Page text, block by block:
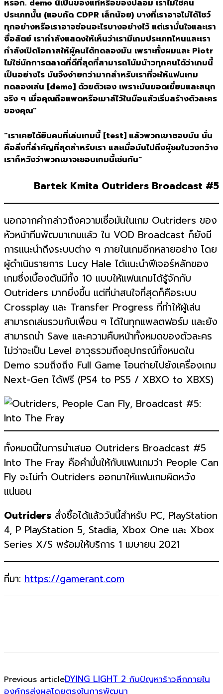
หรอก. demo นี้เป็นของแท้หรือของปลอม เราไม่ใช่คน
ประเภทนั้น (แอบกัด CDPR เล็กน้อย) บางที่เราอาจไม่ได้โชว์
ทุกอย่างหรือเราอาจซ่อนอะไรบางอย่างไว้ แต่เรามั่นใจและเรา
ซื่อสัตย์ เรากำลังแสดงให้เห็นว่าเรามีเกมประเภทไหนและเรา
กำลังเปิดโอกาสให้ผู้คนได้ทดลองมัน เพราะทั้งผมและ Piotr
ไม่ใช่นักการตลาดที่ดีที่สุดที่สามารถโน้มน้าวทุกคนได้ว่าเกมนี้
เป็นอย่างไร มันจึงง่ายกว่ามากสำหรับเราที่จะให้แฟนเกม
ทดลองเล่น [demo] ด้วยตัวเอง เพราะมันยอดเยี่ยมและสนุก
จริง ๆ เมื่อคุณถือแพดหรือเมาส์ไว้ในมือแล้วเริ่มสร้างตัวละคร
ของคุณ”
“เราเคยได้ยินคนที่เล่นเกมนี้ [test] แล้วพวกเขาชอบมัน นั่น
คือสิ่งที่สำคัญที่สุดสำหรับเรา และเมื่อมันไปถึงผู้ชมในวงกว้าง
เราก็หวังว่าพวกเขาจะชอบเกมนี้เช่นกัน”
Bartek Kmita Outriders Broadcast #5
นอกจากคำกล่าวถึงความเชื่อมันในเกม Outriders ของ
หัวหน้าทีมพัฒนาเกมแล้ว ใน VOD Broadcast ก็ยังมี
การแนะนำถึงระบบต่าง ๆ ภายในเกมอีกหลายอย่าง โดย
ผู้ดำเนินรายการ Lucy Hale ได้แนะนำฟีเจอร์หลักของ
เกมซึ่งเบื้องต้นมีทั้ง 10 แบบให้แฟนเกมได้รู้จักกับ
Outriders มากยิ่งขึ้น แต่ที่น่าสนใจที่สุดก็คือระบบ
Crossplay และ Transfer Progress ที่ทำให้ผู้เล่น
สามารถเล่นรวมกับเพื่อน ๆ ได้ในทุกแพลตฟอร์ม และยัง
สามารถนำ Save และความคืบหน้าทั้งหมดของตัวละคร
ไม่ว่าจะเป็น Level อาวุธรวมถึงอุปกรณ์ทั้งหมดใน
Demo รวมถึงถึง Full Game โอนถ่ายไปยังเครื่องเกม
Next-Gen ได้ฟรี (PS4 to PS5 / XBXO to XBXS)
ทั้งหมดนี้ในการนำเสนอ Outriders Broadcast #5
Into The Fray คือคำมั่นให้กับแฟนเกมว่า People Can
Fly จะไม่ทำ Outriders ออกมาให้แฟนเกมผิดหวัง
แน่นอน
Outriders สั่งซื้อได้แล้ววันนี้สำหรับ PC, PlayStation
4, P PlayStation 5, Stadia, Xbox One และ Xbox
Series X/S พร้อมให้บริการ 1 เมษายน 2021
ที่มา: https://gamerant.com
Previous articleDYING LIGHT 2 กับปัญหาร้าวลึกภายใน
องค์กรส่งผลโดยตรงในการพัฒนา